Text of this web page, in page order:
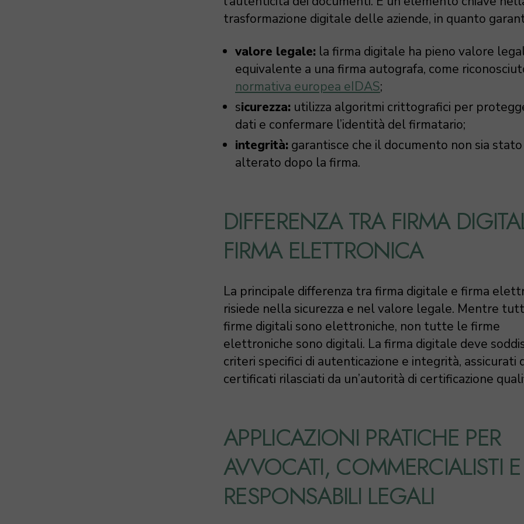
trasformazione digitale delle aziende, in quanto
valore legale: la firma digitale ha pieno valore
equivalente a una firma autografa, come
normativa europea eIDAS;
sicurezza: utilizza algoritmi crittografici per
dati e confermare l’identità del firmatario;
integrità: garantisce che il documento non sia stato
alterato dopo la firma.
DIFFERENZA TRA FIRMA
FIRMA ELETTRONICA
La principale differenza tra firma digitale e firma
risiede nella sicurezza e nel valore legale. Mentre
firme digitali sono elettroniche, non tutte le firme
elettroniche sono digitali. La firma digitale deve
criteri specifici di autenticazione e integrità, assicurati
certificati rilasciati da un’autorità di certificazione
APPLICAZIONI PRATICHE PER
AVVOCATI, COMMERCIALISTI E
RESPONSABILI LEGALI